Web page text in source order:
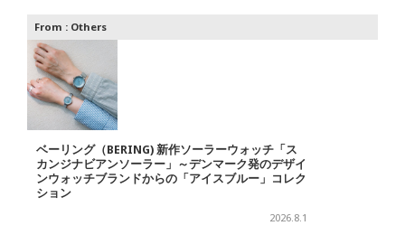
From : Others
ベーリング（BERING) 新作ソーラーウォッチ「ス
カンジナビアンソーラー」～デンマーク発のデザイ
ンウォッチブランドからの「アイスブルー」コレク
ション
2026.8.1